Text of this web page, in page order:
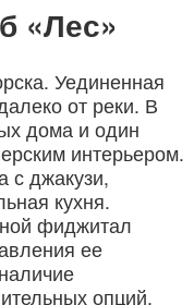
«Лес»
Уединенная
от реки. В
дома и один
интерьером.
с джакузи,
кухня.
фиджитал
ее
опций.